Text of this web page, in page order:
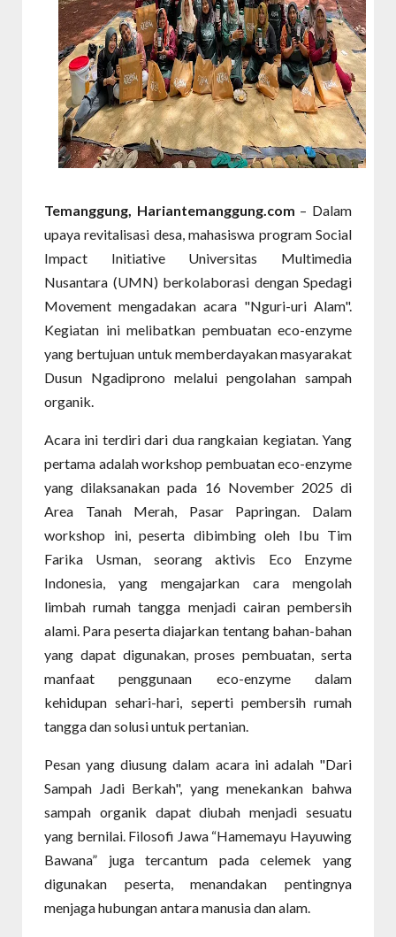
Temanggung, Hariantemanggung.com – Dalam
upaya revitalisasi desa, mahasiswa program Social
Impact Initiative Universitas Multimedia
Nusantara (UMN) berkolaborasi dengan Spedagi
Movement mengadakan acara "Nguri-uri Alam".
Kegiatan ini melibatkan pembuatan eco-enzyme
yang bertujuan untuk memberdayakan masyarakat
Dusun Ngadiprono melalui pengolahan sampah
organik.
Acara ini terdiri dari dua rangkaian kegiatan. Yang
pertama adalah workshop pembuatan eco-enzyme
yang dilaksanakan pada 16 November 2025 di
Area Tanah Merah, Pasar Papringan. Dalam
workshop ini, peserta dibimbing oleh Ibu Tim
Farika Usman, seorang aktivis Eco Enzyme
Indonesia, yang mengajarkan cara mengolah
limbah rumah tangga menjadi cairan pembersih
alami. Para peserta diajarkan tentang bahan-bahan
yang dapat digunakan, proses pembuatan, serta
manfaat penggunaan eco-enzyme dalam
kehidupan sehari-hari, seperti pembersih rumah
tangga dan solusi untuk pertanian.
Pesan yang diusung dalam acara ini adalah "Dari
Sampah Jadi Berkah", yang menekankan bahwa
sampah organik dapat diubah menjadi sesuatu
yang bernilai. Filosofi Jawa “Hamemayu Hayuwing
Bawana” juga tercantum pada celemek yang
digunakan peserta, menandakan pentingnya
menjaga hubungan antara manusia dan alam.